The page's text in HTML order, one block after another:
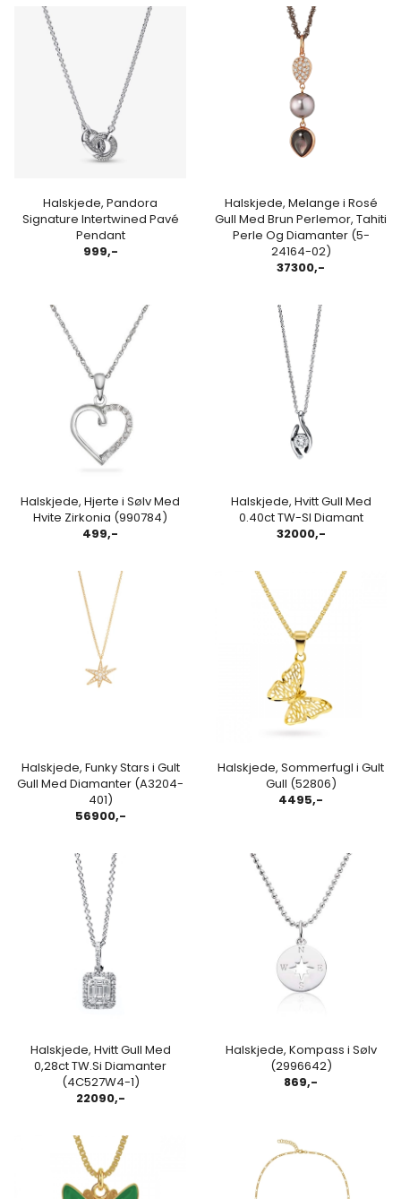
Halskjede, Pandora
Signature Intertwined Pavé
Pendant
999,-
Halskjede, Melange i Rosé
Gull Med Brun Perlemor, Tahiti
Perle Og Diamanter (5-
24164-02)
37300,-
Halskjede, Hjerte i Sølv Med
Hvite Zirkonia (990784)
499,-
Halskjede, Hvitt Gull Med
0.40ct TW-SI Diamant
32000,-
Halskjede, Funky Stars i Gult
Gull Med Diamanter (A3204-
401)
56900,-
Halskjede, Sommerfugl i Gult
Gull (52806)
4495,-
Halskjede, Hvitt Gull Med
0,28ct TW.Si Diamanter
(4C527W4-1)
22090,-
Halskjede, Kompass i Sølv
(2996642)
869,-